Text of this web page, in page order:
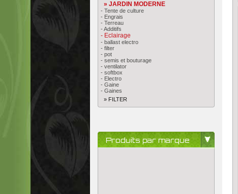
» JARDIN MODERNE
- Tente de culture
- Engrais
- Terreau
- Additifs
- Eclairage
- ballast electro
- filter
- pot
- semis et bouturage
- ventilator
- softbox
- Electro
- Gaine
- Gaines
» FILTER
Produits par marque